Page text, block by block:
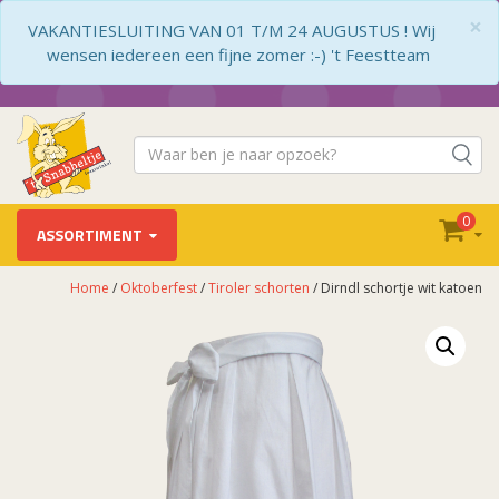
×
VAKANTIESLUITING VAN 01 T/M 24 AUGUSTUS ! Wij
wensen iedereen een fijne zomer :-) 't Feestteam
ASSORTIMENT
0
Home / Oktoberfest/Tiroler schorten / Dirndl schortje wit katoen